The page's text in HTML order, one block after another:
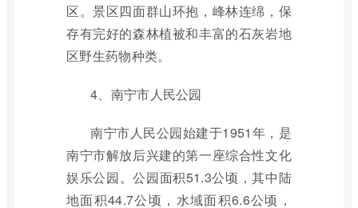
区。景区四面群山环抱，峰林连绵，保
存有完好的森林植被和丰富的石灰岩地
区野生药物种类。
4、南宁市人民公园
南宁市人民公园始建于1951年，是
南宁市解放后兴建的第一座综合性文化
娱乐公园。公园面积51.3公顷，其中陆
地面积44.7公顷，水域面积6.6公顷，